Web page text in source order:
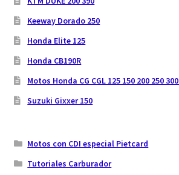
Keeway Dorado 250
Honda Elite 125
Honda CB190R
Motos Honda CG CGL 125 150 200 250
Suzuki Gixxer 150
Motos con CDI especial Pietcard
Tutoriales Carburador